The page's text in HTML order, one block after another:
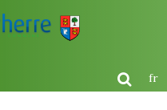
fr